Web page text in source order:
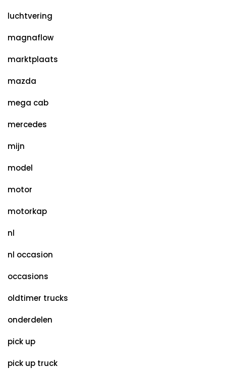
luchtvering
magnaflow
marktplaats
mazda
mega cab
mercedes
mijn
model
motor
motorkap
nl
nl occasion
occasions
oldtimer trucks
onderdelen
pick up
pick up truck